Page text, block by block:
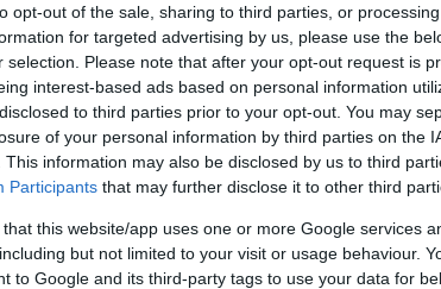
opt-out of the sale, sharing to third parties, or
for targeted advertising by us, please use the
selection. Please note that after your opt-out request is
interest-based ads based on personal information
to third parties prior to your opt-out. You may
of your personal information by third parties on the
This information may also be disclosed by us to third
Participants that may further disclose it to other third
that this website/app uses one or more Google services
but not limited to your visit or usage behaviour.
to Google and its third-party tags to use your data for